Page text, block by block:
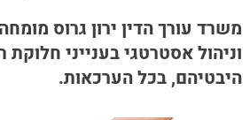
משרד עורך הדין ירון גרוס
וניהול אסטרטגי בענייני
היבטיהם, בכל הערכאות.